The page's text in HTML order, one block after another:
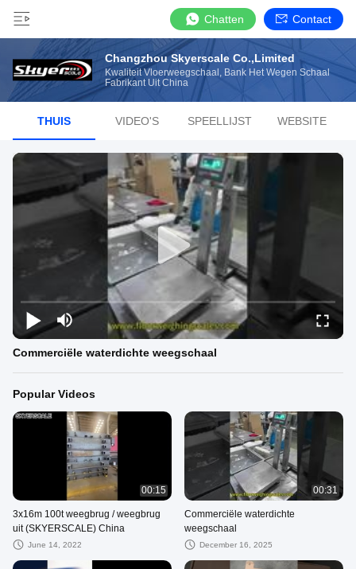
Chatten Contact
Changzhou Skyerscale Co.,Limited
Kwaliteit Vloerweegschaal, Bank Het Wegen Schaal
Fabrikant Uit China
THUIS VIDEO'S SPEELLIJST WEBSITE
Commerciële waterdichte weegschaal
Popular Videos
00:15
3x16m 100t weegbrug / weegbrug
uit (SKYERSCALE) China
June 14, 2022
00:31
Commerciële waterdichte
weegschaal
December 16, 2025